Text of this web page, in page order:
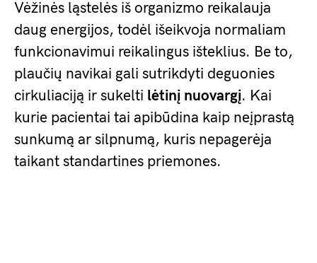
Vėžinės ląstelės iš organizmo reikalauja
daug energijos, todėl išeikvoja normaliam
funkcionavimui reikalingus išteklius. Be to,
plaučių navikai gali sutrikdyti deguonies
cirkuliaciją ir sukelti lėtinį nuovargį. Kai
kurie pacientai tai apibūdina kaip neįprastą
sunkumą ar silpnumą, kuris nepagerėja
taikant standartines priemones.